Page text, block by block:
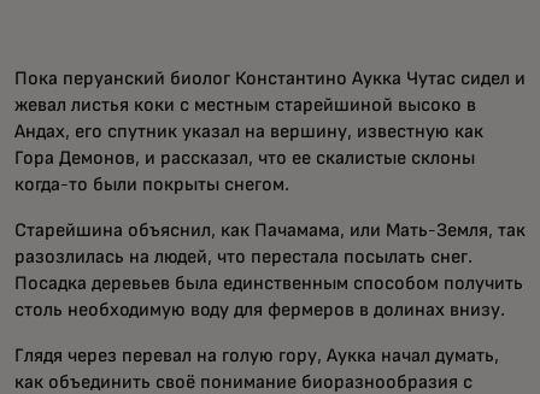
Пока перуанский биолог Константино Аукка Чутас сидел и
жевал листья коки с местным старейшиной высоко в
Андах, его спутник указал на вершину, известную как
Гора Демонов, и рассказал, что ее скалистые склоны
когда-то были покрыты снегом.
Старейшина объяснил, как Пачамама, или Мать-Земля, так
разозлилась на людей, что перестала посылать снег.
Посадка деревьев была единственным способом получить
столь необходимую воду для фермеров в долинах внизу.
Глядя через перевал на голую гору, Аукка начал думать,
как объединить своё понимание биоразнообразия с